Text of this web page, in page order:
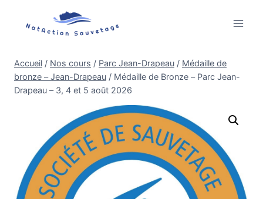
Accueil / Nos cours / Parc Jean-Drapeau / Médaille de
bronze – Jean-Drapeau / Médaille de Bronze – Parc Jean-
Drapeau – 3, 4 et 5 août 2026